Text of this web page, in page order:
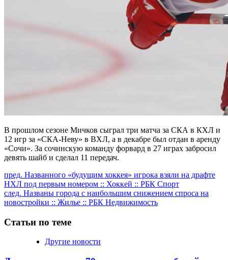
В прошлом сезоне Мичков сыграл три матча за СКА в КХЛ и
12 игр за «СКА-Неву» в ВХЛ, а в декабре был отдан в аренду
«Сочи». За сочинскую команду форвард в 27 играх забросил
девять шайб и сделал 11 передач.
Продолжить
чтение
пред. Названного «будущим хоккея» игрока взяли на драфте
НХЛ под первым номером :: Хоккей :: РБК Спорт
след. Названы города с наибольшим снижением спроса на
новостройки :: Жилье :: РБК Недвижимость
Статьи по теме
Другие новости